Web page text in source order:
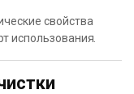
свойства
использования.